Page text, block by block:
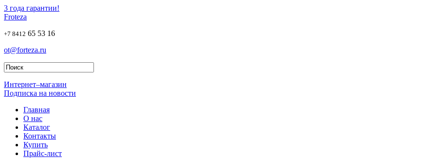
3 года гарантии!
Froteza
+7 8412 65 53 16
ot@forteza.ru
Интернет–магазин
Подписка на новости
Главная
О нас
Каталог
Контакты
Купить
Прайс-лист